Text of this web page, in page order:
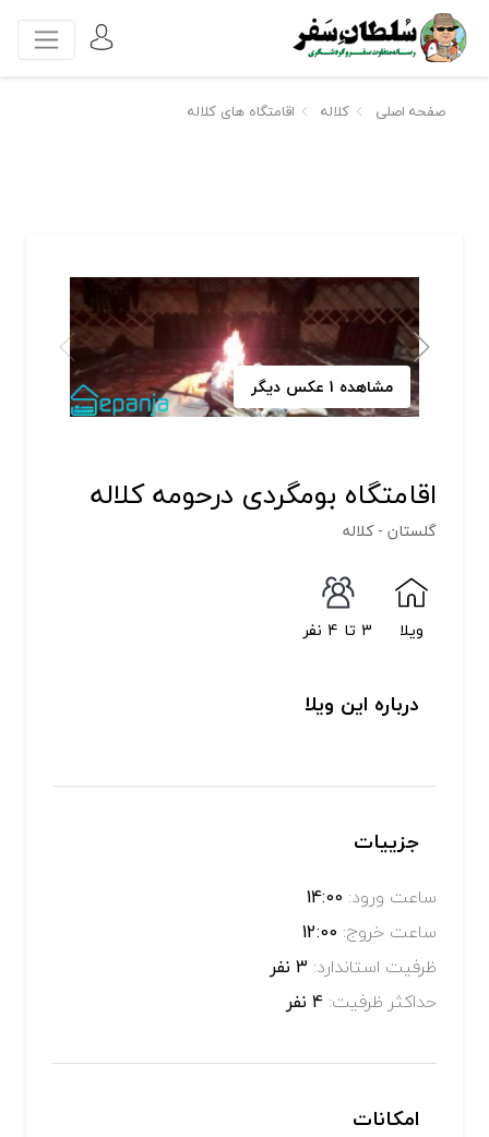
صفحه اصلی کلاله اقامتگاه های کلاله
مشاهده 1 عکس دیگر
اقامتگاه بومگردی درحومه کلاله
گلستان - کلاله
ویلا 3 تا 4 نفر
درباره این ویلا
جزییات
ساعت ورود:
ساعت خروج:
ظرفیت استاندارد:
حداکثر ظرفیت:
امکانات